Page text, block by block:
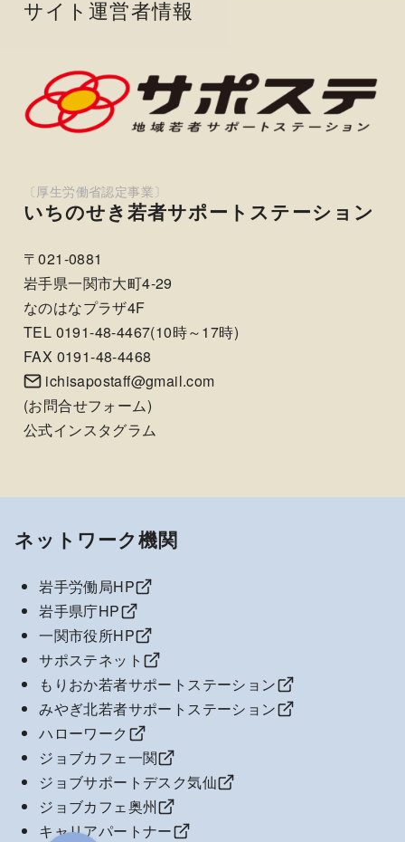
サイト運営者情報
いちのせき若者サポートステーション
〒021-0881
岩手県一関市大町4-29
なのはなプラザ4F
TEL 0191-48-4467(10時～17時)
FAX 0191-48-4468
ichisapostaff@gmail.com
(お問合せフォーム)
公式インスタグラム
ネットワーク機関
岩手労働局HP
岩手県庁HP
一関市役所HP
サポステネット
もりおか若者サポートステーション
みやぎ北若者サポートステーション
ハローワーク
ジョブカフェ一関
ジョブサポートデスク気仙
ジョブカフェ奥州
キャリアパートナー